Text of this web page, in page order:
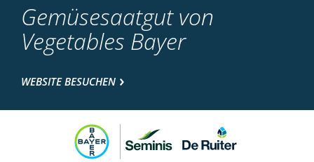
Gemüsesaatgut von
Vegetables Bayer
WEBSITE BESUCHEN